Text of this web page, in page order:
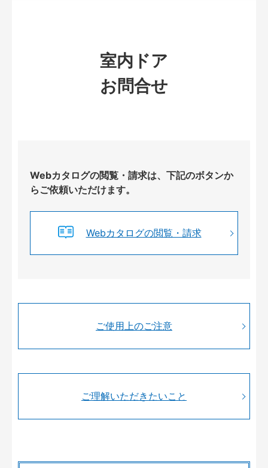
室内ドア
お問合せ
Webカタログの閲覧・請求は、下記のボタンか
らご依頼いただけます。
Webカタログの閲覧・請求
ご使用上のご注意
ご理解いただきたいこと